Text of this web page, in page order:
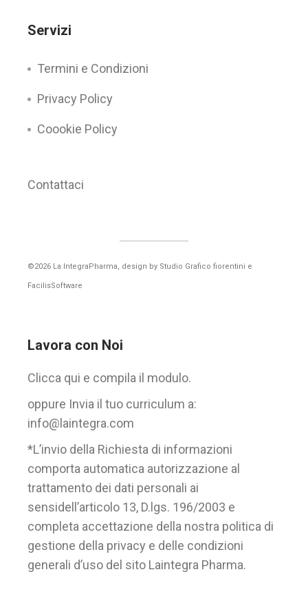
Servizi
Termini e Condizioni
Privacy Policy
Coookie Policy
Contattaci
©2026 La IntegraPharma, design by Studio Grafico fiorentini e
FacilisSoftware
Lavora con Noi
Clicca qui e compila il modulo.
oppure Invia il tuo curriculum a:
info@laintegra.com
*L’invio della Richiesta di informazioni
comporta automatica autorizzazione al
trattamento dei dati personali ai
sensidell’articolo 13, D.lgs. 196/2003 e
completa accettazione della nostra politica di
gestione della privacy e delle condizioni
generali d’uso del sito Laintegra Pharma.